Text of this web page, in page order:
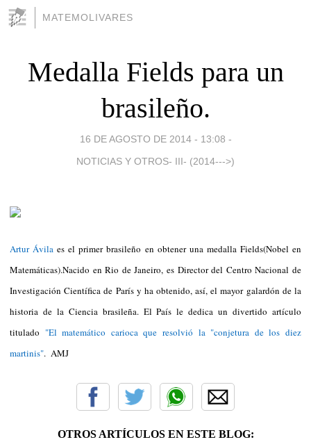
MATEMOLIVARES
Medalla Fields para un
brasileño.
16 DE AGOSTO DE 2014 - 13:08 -
NOTICIAS Y OTROS- III- (2014--->)
Artur Ávilaes el primer brasileño en obtener una medalla Fields(Nobel en
Matemáticas).Nacido en Rio de Janeiro, es Director del Centro Nacional de
Investigación Científica de París y ha obtenido, así, el mayor galardón de la
historia de la Ciencia brasileña. El País le dedica un divertido artículo
titulado "El matemático carioca que resolvió la "conjetura de los diez
martinis". AMJ
OTROS ARTÍCULOS EN ESTE BLOG: